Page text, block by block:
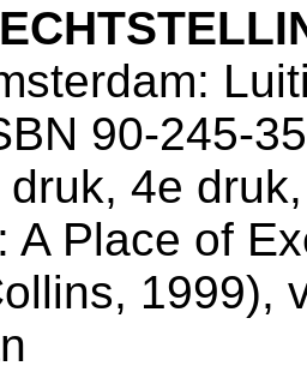
90-245-
4e
A Place of
1999),